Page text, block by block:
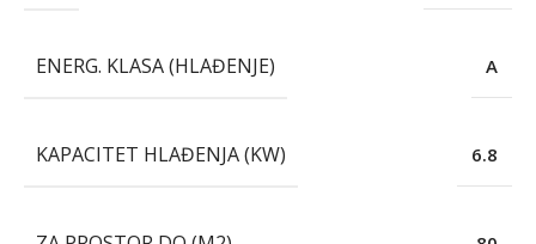
ENERG. KLASA (HLAĐENJE) A
KAPACITET HLAĐENJA (KW) 6.8